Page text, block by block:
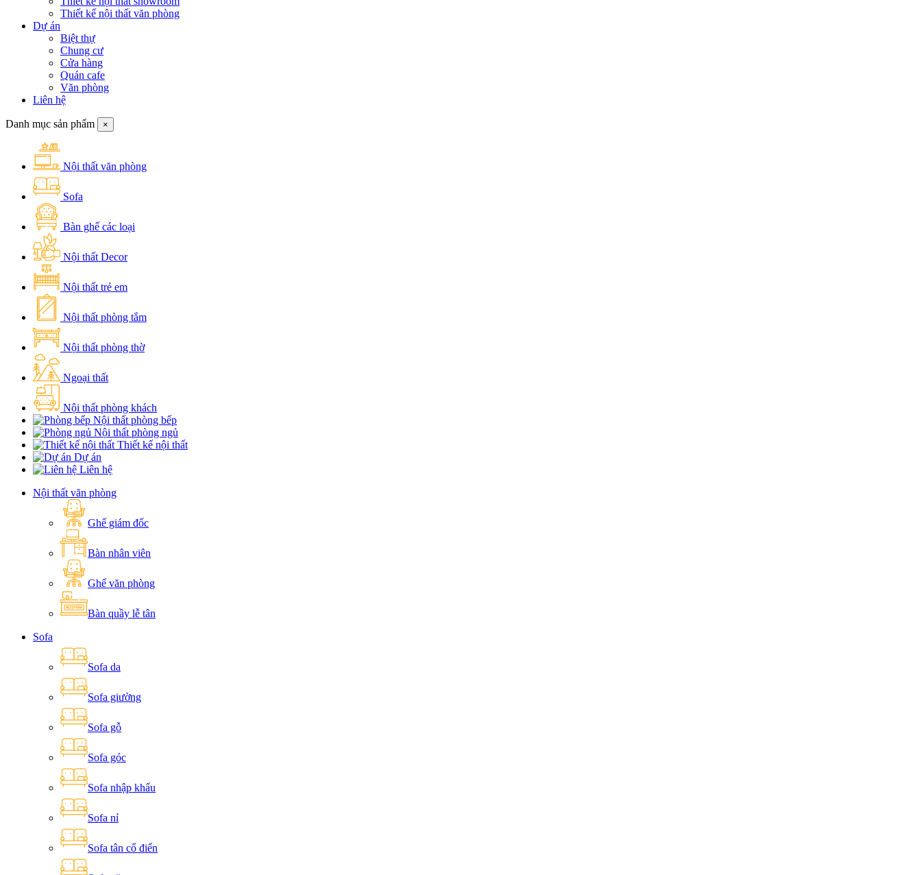
Thiết kế nội thất văn phòng
Dự án
Biệt thự
Chung cư
Cửa hàng
Quán cafe
Văn phòng
Liên hệ
Danh mục sản phẩm ×
Nội thất văn phòng
Sofa
Bàn ghế các loại
Nội thất Decor
Nội thất trẻ em
Nội thất phòng tắm
Nội thất phòng thờ
Ngoại thất
Nội thất phòng khách
Nội thất phòng bếp
Nội thất phòng ngủ
Thiết kế nội thất
Dự án
Liên hệ
Nội thất văn phòng
Ghế giám đốc
Bàn nhân viên
Ghế văn phòng
Bàn quầy lễ tân
Sofa
Sofa da
Sofa giường
Sofa gỗ
Sofa góc
Sofa nhập khẩu
Sofa nỉ
Sofa tân cổ điển